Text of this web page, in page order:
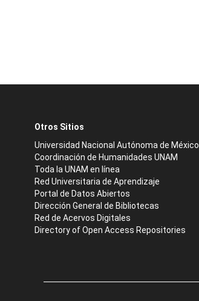
Otros Sitios
Universidad Nacional Autónoma de México
Coordinación de Humanidades UNAM
Toda la UNAM en línea
Red Universitaria de Aprendizaje
Portal de Datos Abiertos
Dirección General de Bibliotecas
Red de Acervos Digitales
Directory of Open Access Repositories